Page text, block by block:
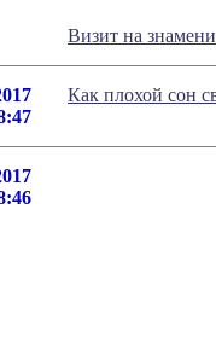
Визит на
Как плохой сон